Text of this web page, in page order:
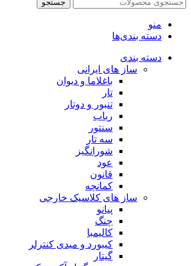
جستجو
منو
دسته بندی‌ها
دسته بندی
ساز های ایرانی
باغلاما و دیوان
تار
تنبور و دوتار
رباب
سنتور
سه تار
شورانگیز
عود
قانون
کمانچه
ساز های کلاسیک خارجی
پیانو
چنگ
کالیمبا
کیبورد و میدی کنترلر
گیتار